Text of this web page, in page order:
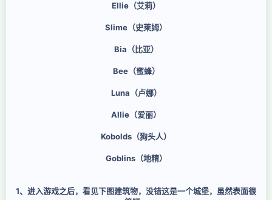
Ellie（艾莉）
Slime（史莱姆）
Bia（比亚）
Bee（蜜蜂）
Luna（卢娜）
Allie（爱丽）
Kobolds（狗头人）
Goblins（地精）
1、进入游戏之后，看见下图建筑物，没错这是一个城堡，虽然表面很